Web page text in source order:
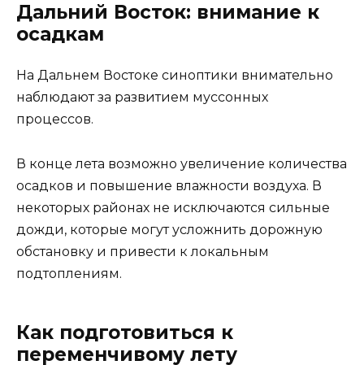
Дальний Восток: внимание к
осадкам
На Дальнем Востоке синоптики внимательно
наблюдают за развитием муссонных
процессов.
В конце лета возможно увеличение количества
осадков и повышение влажности воздуха. В
некоторых районах не исключаются сильные
дожди, которые могут усложнить дорожную
обстановку и привести к локальным
подтоплениям.
Как подготовиться к
переменчивому лету